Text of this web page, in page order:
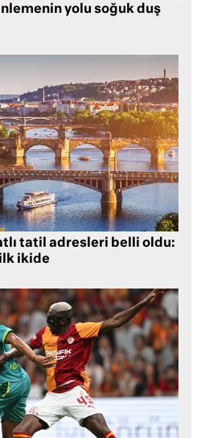
yolu soğuk duş
tatil adresleri belli oldu:
ilk ikide